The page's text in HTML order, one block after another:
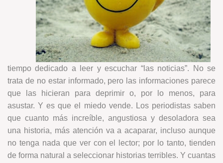
tiempo dedicado a leer y escuchar “las noticias”. No se
trata de no estar informado, pero las informaciones parece
que las hicieran para deprimir o, por lo menos, para
asustar. Y es que el miedo vende. Los periodistas saben
que cuanto más increíble, angustiosa y desoladora sea
una historia, más atención va a acaparar, incluso aunque
no tenga nada que ver con el lector; por lo tanto, tienden
de forma natural a seleccionar historias terribles. Y cuantas